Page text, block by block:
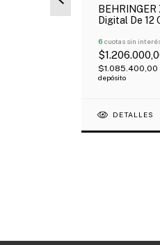
BEHRINGER
Digital De 12
6 cuotas sin
$1.085.400,00
depósito
DETALLES